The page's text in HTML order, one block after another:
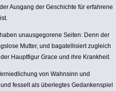
Ausgang der Geschichte für erfahrene
unaus­ge­go­rene Seiten: Denn der
Mutter, und baga­tel­li­siert zugleich
Haupt­figur Grace und ihre Krankheit.
von Wahnsinn und
fesselt als über­legtes Gedan­ken­spiel